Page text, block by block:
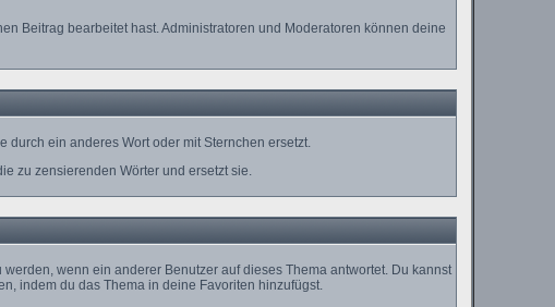
Beitrag bearbeitet hast. Administratoren und Moderatoren können deine
durch ein anderes Wort oder mit Sternchen ersetzt.
zu zensierenden Wörter und ersetzt sie.
wenn ein anderer Benutzer auf dieses Thema antwortet. Du kannst
indem du das Thema in deine Favoriten hinzufügst.